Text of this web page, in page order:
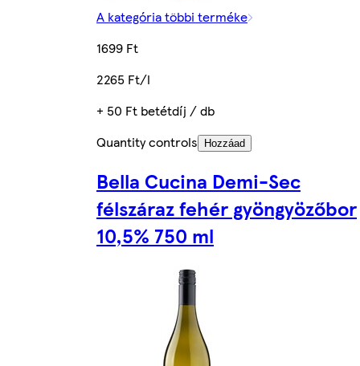
A kategória többi terméke
1699 Ft
2265 Ft/l
+ 50 Ft betétdíj / db
Quantity controls
Hozzáad
Bella Cucina Demi-Sec
félszáraz fehér gyöngyözőbor
10,5% 750 ml